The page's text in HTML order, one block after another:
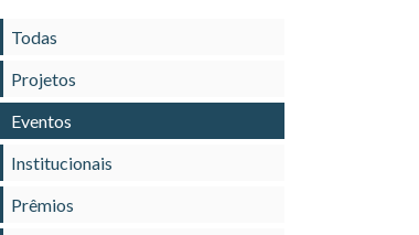
Todas
Projetos
Eventos
Institucionais
Prêmios